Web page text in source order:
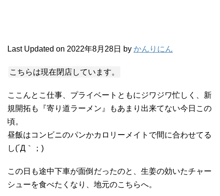
Last Updated on 2022年8月28日 by かんりにん
こちらは現在閉店しています。
ここんとこ仕事、プライベートともにジワジワ忙しく、新
規開拓も『寄り道ラーメン』もあまり出来てない今日この
頃。
昼飯はコンビニのパンかカロリーメイトで間に合わせてる
し(´Д｀；)
この日も途中下車が面倒だったのと、生姜の効いたチャー
シューを食べたくなり、地元のこちらへ。